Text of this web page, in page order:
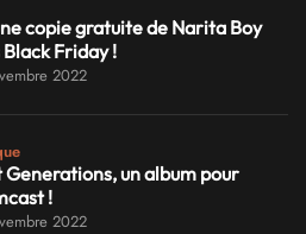
copie gratuite de Narita Boy
Friday !
2022
Generations, un album pour
!
2022